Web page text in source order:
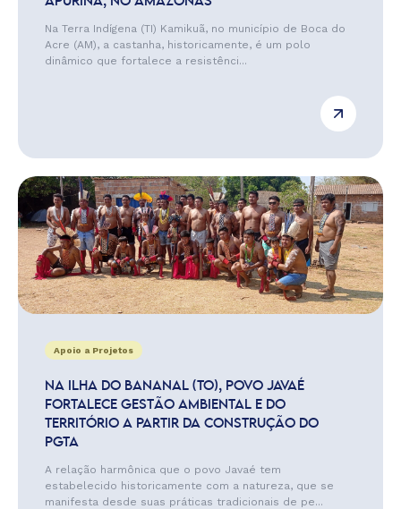
Na Terra Indígena (TI) Kamikuã, no município de Boca do
Acre (AM), a castanha, historicamente, é um polo
dinâmico que fortalece a resistênci...
Apoio a Projetos
NA ILHA DO BANANAL (TO), POVO JAVAÉ
FORTALECE GESTÃO AMBIENTAL E DO
TERRITÓRIO A PARTIR DA CONSTRUÇÃO DO
PGTA
A relação harmônica que o povo Javaé tem
estabelecido historicamente com a natureza, que se
manifesta desde suas práticas tradicionais de pe...